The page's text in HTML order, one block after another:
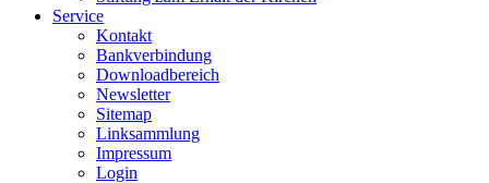
Service
Kontakt
Bankverbindung
Downloadbereich
Newsletter
Sitemap
Linksammlung
Impressum
Login